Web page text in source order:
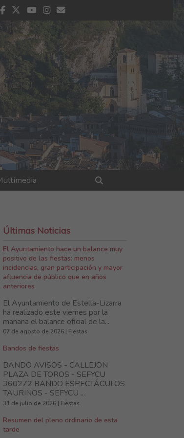
facebook
twitter
youtube
instagram
contacto
Buscar
Últimas Noticias
El Ayuntamiento hace un balance muy
positivo de las fiestas: menos
incidencias, gran participación y mayor
afluencia de público que en años
anteriores
El Ayuntamiento de Estella-Lizarra
ha realizado este viernes por la
mañana el balance oficial de la...
07 de agosto de 2026 | Fiestas
Bandos de fiestas
BANDO AVISOS - CALLEJON
PLAZA DE TOROS - SEFYCU
360272 BANDO ESPECTÁCULOS
TAURINOS - SEFYCU ...
31 de julio de 2026 | Fiestas
Resumen del pleno ordinario de esta
tarde